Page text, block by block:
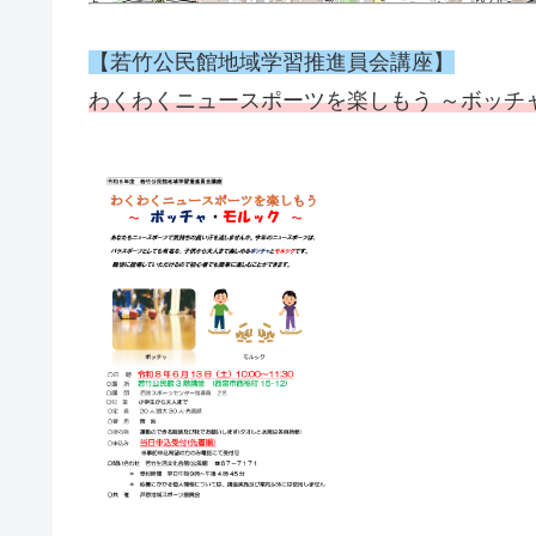
【若竹公民館地域学習推進員会講座】
わくわくニュースポーツを楽しもう ～ボッチ